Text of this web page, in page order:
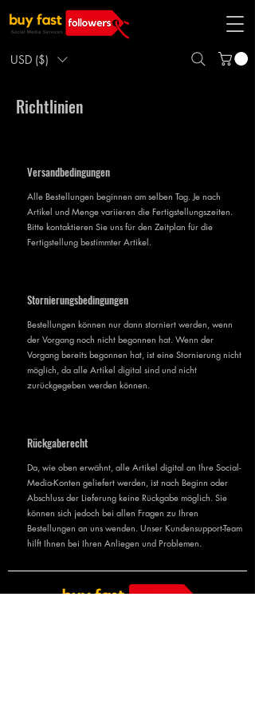
USD ($)
Richtlinien
Versandbedingungen
Alle Bestellungen beginnen am selben Tag. Je nach
Artikel und Menge variieren die Fertigstellungszeiten.
Bitte kontaktieren Sie uns für den Zeitplan für die
Fertigstellung bestimmter Artikel.
Stornierungsbedingungen
Bestellungen können nur dann storniert werden, wenn
der Vorgang noch nicht begonnen hat. Wenn der
Vorgang bereits begonnen hat, ist eine Stornierung nicht
möglich, da alle Artikel digital sind und nicht
zurückgegeben werden können.
Rückgaberecht
Da, wie oben erwähnt, alle Artikel digital an Ihre Social-
Media-Konten geliefert werden, ist nach Beginn oder
Abschluss der Lieferung keine Rückgabe möglich. Sie
können sich jedoch bei allen Fragen zu Ihren
Bestellungen an uns wenden. Unser Kundensupport-Team
hilft Ihnen bei Ihren Anliegen und Problemen.